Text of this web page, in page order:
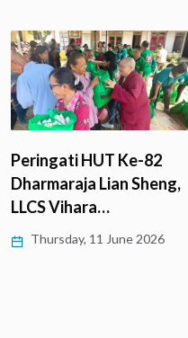
Peringati HUT Ke-82
Dharmaraja Lian Sheng,
LLCS Vihara…
Thursday, 11 June 2026